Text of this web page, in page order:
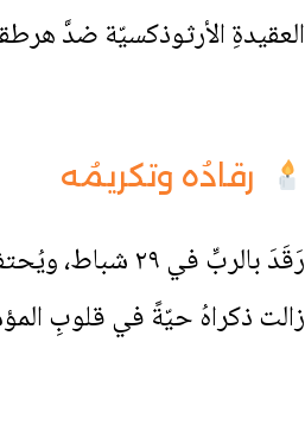
العقيدةِ الأرثوذكسيّة ضدَّ
رقادُه وتكريمُه
زالت ذكراهُ حيّةً في قلوبِ